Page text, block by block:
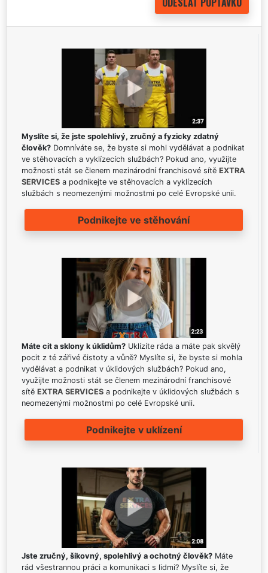
Myslíte si, že jste spolehlivý, zručný a fyzicky zdatný
člověk? Domníváte se, že byste si mohl vydělávat a podnikat
ve stěhovacích a vyklízecích službách? Pokud ano, využijte
možnosti stát se členem mezinárodní franchisové sítě EXTRA
SERVICES a podnikejte ve stěhovacích a vyklízecích
službách s neomezenými možnostmi po celé Evropské unii.
Podnikejte ve stěhování
Máte cit a sklony k úklidům? Uklízíte ráda a máte pak skvělý
pocit z té zářivé čistoty a vůně? Myslíte si, že byste si mohla
vydělávat a podnikat v úklidových službách? Pokud ano,
využijte možnosti stát se členem mezinárodní franchisové
sítě EXTRA SERVICES a podnikejte v úklidových službách s
neomezenými možnostmi po celé Evropské unii.
Podnikejte v uklízení
Jste zručný, šikovný, spolehlivý a ochotný člověk? Máte
rád všestrannou práci a komunikaci s lidmi? Myslíte si, že